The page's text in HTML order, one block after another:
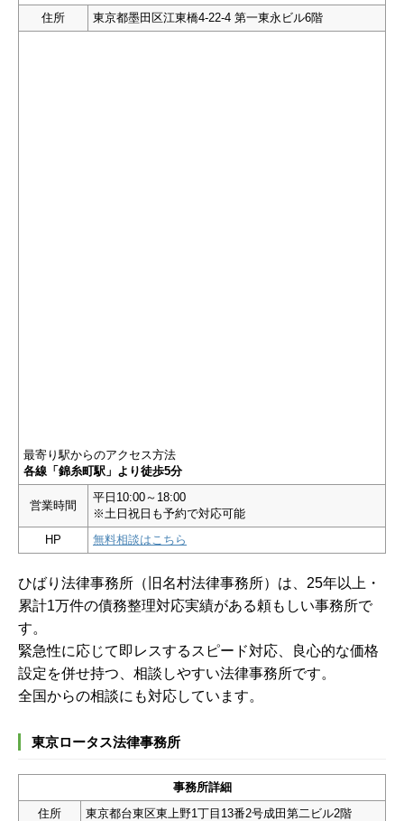
住所 東京都墨田区江東橋4-22-4 第一東永ビル6階
最寄り駅からのアクセス方法
各線「錦糸町駅」より徒歩5分
営業時間
平日10:00～18:00
※土日祝日も予約で対応可能
HP
無料相談はこちら
ひばり法律事務所（旧名村法律事務所）は、25年以上・
累計1万件の債務整理対応実績がある頼もしい事務所で
す。
緊急性に応じて即レスするスピード対応、良心的な価格
設定を併せ持つ、相談しやすい法律事務所です。
全国からの相談にも対応しています。
東京ロータス法律事務所
事務所詳細
住所
東京都台東区東上野1丁目13番2号成田第二ビル2階